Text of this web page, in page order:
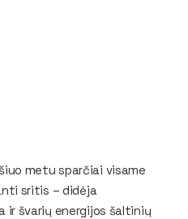
metu sparčiai visame
sritis – didėja
ir švarių energijos šaltinių